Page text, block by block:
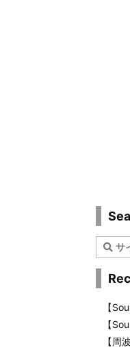
【
【
【周